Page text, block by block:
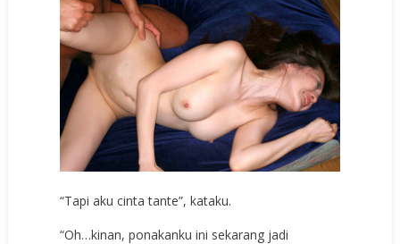
“Tapi aku cinta tante”, kataku.
“Oh…kinan, ponakanku ini sekarang jadi